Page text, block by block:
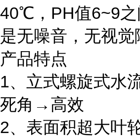
40℃，PH值6~9之
是无噪音，无视觉
产品特点
1、立式螺旋式水
死角→高效
2、表面积超大叶